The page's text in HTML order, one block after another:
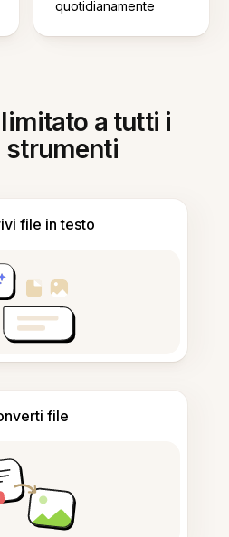
quotidianamente
a tutti i
strumenti
file in testo
file